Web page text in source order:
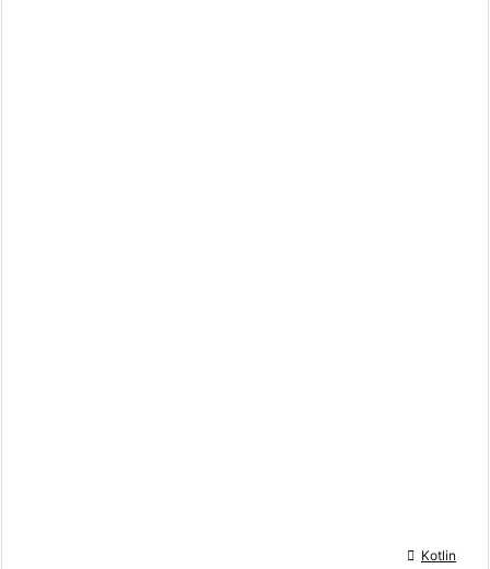
 Kotlin